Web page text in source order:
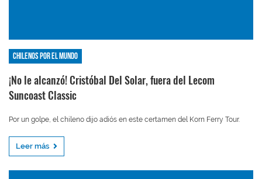
Chilenos por el mundo
¡No le alcanzó! Cristóbal Del Solar, fuera del Lecom
Suncoast Classic
Por un golpe, el chileno dijo adiós en este certamen del Korn Ferry Tour.
Leer más